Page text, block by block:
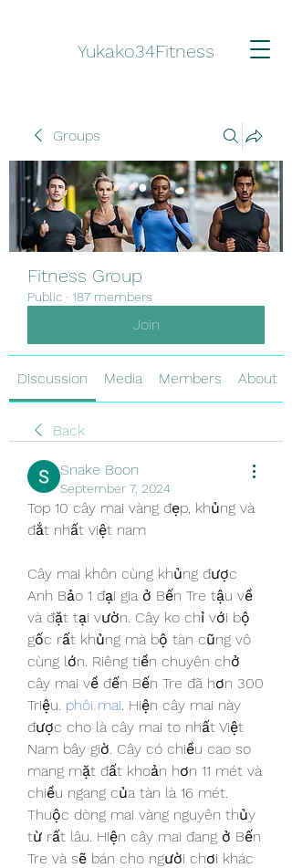
Yukako34Fitness
Groups
Fitness Group
Public · 187 members
Join
Discussion Media Members About
Back
Snake Boon
September 7, 2024
Top 10 cây mai vàng đẹp, khủng và
đắt nhất việt nam
Cây mai khôn cùng khủng được
Anh Bảo 1 đại gia ở Bến Tre tậu về
và đặt tại vườn. Cây ko chỉ với bộ
gốc rất khủng mà bộ tàn cũng vô
cùng lớn. Riêng tiền chuyên chở
cây mai về đến Bến Tre đã hơn 300
Triệu. phôi mai. Hiện cây mai này
được cho là cây mai to nhất Việt
Nam bây giờ. Cây có chiều cao so
mang mặt đất khoản hơn 11 mét và
chiều ngang của tàn là 16 mét.
Thuộc dòng mai vàng nguyên thủy
từ rất lâu. Hiện cây mai đang ở Bến
Tre và sẽ bán cho người chơi khác